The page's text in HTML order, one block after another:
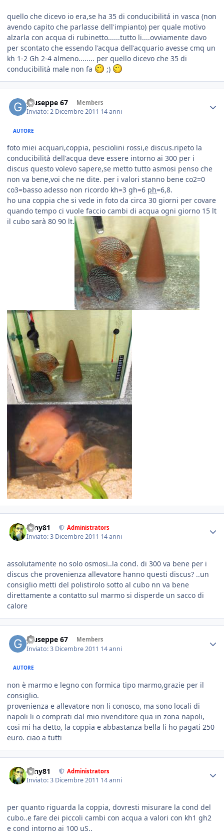
quello che dicevo io era,se ha 35 di conducibilitá in vasca (non
avendo capito che parlasse dell'impianto) per quale motivo
alzarla con acqua di rubinetto......tutto li....ovviamente davo
per scontato che essendo l'acqua dell'acquario avesse cmq un
kh 1-2 Gh 2-4 almeno........ per quello dicevo che 35 di
conducibilità male non fa
;)
giuseppe 67 Members
Inviato:2 Dicembre 2011 14 anni
AUTORE
foto miei acquari,coppia, pesciolini rossi,e discus.ripeto la
conducibilità dell'acqua deve essere intorno ai 300 per i
discus questo volevo sapere,se metto tutto asmosi penso che
non va bene,voi che ne dite. per i valori stanno bene co2=0
co3=basso adesso non ricordo kh=3 gh=6 ph=6,8.
ho una coppia che si vede in foto da circa 30 giorni per covare
quando tempo ci vuole faccio cambi di acqua ogni giorno 15 lt
il cubo sarà 80 90 lt.
tony81 Administrators
Inviato:3 Dicembre 2011 14 anni
assolutamente no solo osmosi..la cond. di 300 va bene per i
discus che provenienza allevatore hanno questi discus? ..un
consiglio metti del polistirolo sotto al cubo nn va bene
direttamente a contatto sul marmo si disperde un sacco di
calore
giuseppe 67 Members
Inviato:3 Dicembre 2011 14 anni
AUTORE
non è marmo e legno con formica tipo marmo,grazie per il
consiglio.
provenienza e allevatore non li conosco, ma sono locali di
napoli li o comprati dal mio rivenditore qua in zona napoli,
cosi mi ha detto, la coppia e abbastanza bella li ho pagati 250
euro. ciao a tutti
tony81 Administrators
Inviato:3 Dicembre 2011 14 anni
per quanto riguarda la coppia, dovresti misurare la cond del
cubo..e fare dei piccoli cambi con acqua a valori con kh1 gh2
e cond intorno ai 100 uS..